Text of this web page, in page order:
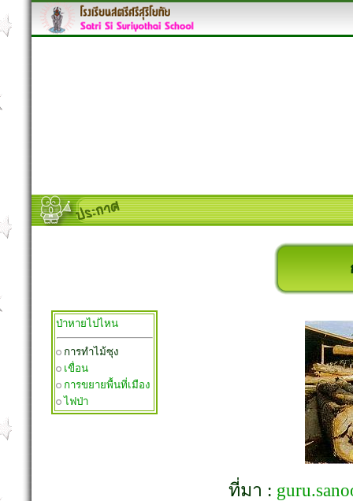
ป่าหายไปไหน
การทำไม้ซุง
เขื่อน
การขยายพื้นที่เมือง
ไฟป่า
ที่มา :